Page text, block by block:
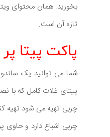
بخورید. همان محتوای
تازه آن است.
پاکت پیتا پر
شما می توانید یک
پیتای غلات کامل که با
چربی تهیه می شود تهیه
چربی اشباع دارد و حاوی